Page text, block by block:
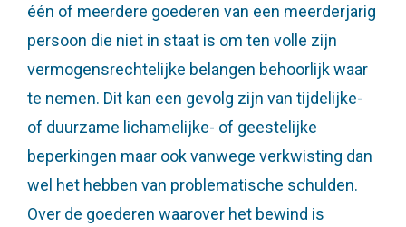
één of meerdere goederen van een meerderjarig
persoon die niet in staat is om ten volle zijn
vermogensrechtelijke belangen behoorlijk waar
te nemen. Dit kan een gevolg zijn van tijdelijke-
of duurzame lichamelijke- of geestelijke
beperkingen maar ook vanwege verkwisting dan
wel het hebben van problematische schulden.
Over de goederen waarover het bewind is